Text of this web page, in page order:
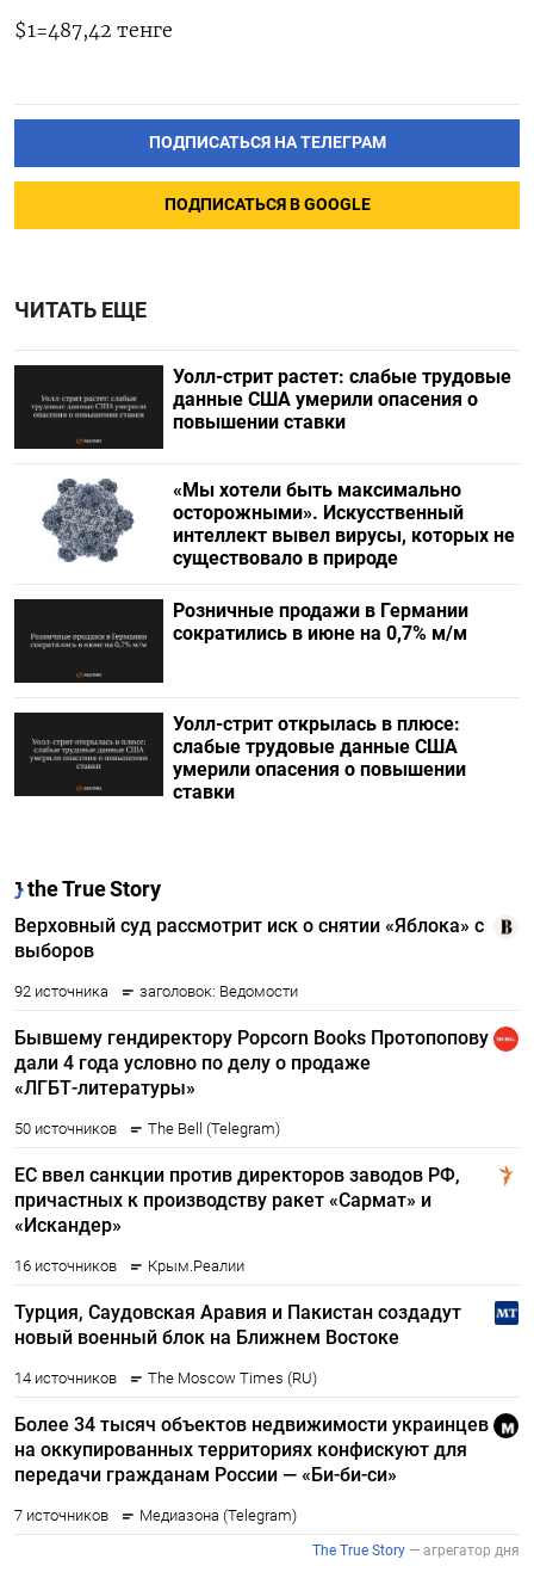
$1=487,42 тенге
ПОДПИСАТЬСЯ НА ТЕЛЕГРАМ
ПОДПИСАТЬСЯ В GOOGLE
ЧИТАТЬ ЕЩЕ
Уолл-стрит растет: слабые трудовые
данные США умерили опасения о
повышении ставки
«Мы хотели быть максимально
осторожными». Искусственный
интеллект вывел вирусы, которых не
существовало в природе
Розничные продажи в Германии
сократились в июне на 0,7% м/м
Уолл-стрит открылась в плюсе:
слабые трудовые данные США
умерили опасения о повышении
ставки